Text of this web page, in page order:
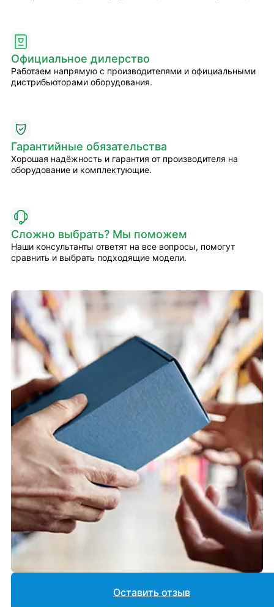
Официальное дилерство
Работаем напрямую с производителями и официальными
дистрибьюторами оборудования.
Гарантийные обязательства
Хорошая надёжность и гарантия от производителя на
оборудование и комплектующие.
Сложно выбрать? Мы поможем
Наши консультанты ответят на все вопросы, помогут
сравнить и выбрать подходящие модели.
Оставить отзыв